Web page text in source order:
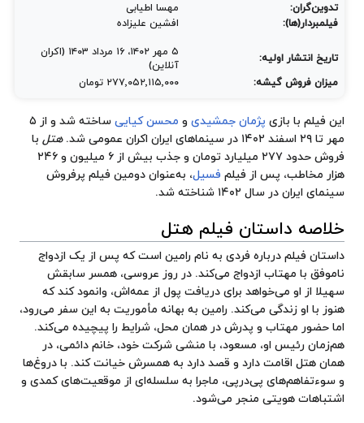
تدوین‌گران:
مهسا اطیابی
فیلمبردار(ها):
افشین علیزاده
تاریخ انتشار اولیه:
۵ مهر ۱۴۰۲، ۱۶ مرداد ۱۴۰۳ (اکران
آنلاین)
میزان فروش گیشه:
۲۷۷٬۰۵۲٬۱۱۵٬۰۰۰ تومان
این فیلم با بازی پژمان جمشیدی و محسن کیایی
ساخته شد و از ۵
مهر تا ۲۹ اسفند ۱۴۰۲ در سینماهای ایران اکران عمومی شد.
هتل با
فروش حدود ۲۷۷ میلیارد تومان و جذب بیش از ۶ میلیون و ۲۴۶
هزار مخاطب، پس از فیلم فسیل، به‌عنوان دومین فیلم پرفروش
سینمای ایران در سال ۱۴۰۲ شناخته شد.
خلاصه داستان فیلم هتل
داستان فیلم درباره فردی به نام رامین است که پس از یک ازدواج
ناموفق با مهتاب ازدواج می‌کند. در روز عروسی، همسر سابقش
سهیلا از او می‌خواهد برای دریافت پول از عمه‌اش، وانمود کند که
هنوز با او زندگی می‌کند. رامین به بهانه مأموریت به این سفر می‌رود،
اما حضور مهتاب و پدرش در همان محل، شرایط را پیچیده می‌کند.
هم‌زمان رئیس او، مسعود، با منشی شرکت خود، خانم دائمی، در
همان هتل اقامت دارد و قصد دارد به همسرش خیانت کند. با دروغ‌ها
و سوءتفاهم‌های پی‌درپی، ماجرا به سلسله‌ای از موقعیت‌های کمدی و
اشتباهات هویتی منجر می‌شود.